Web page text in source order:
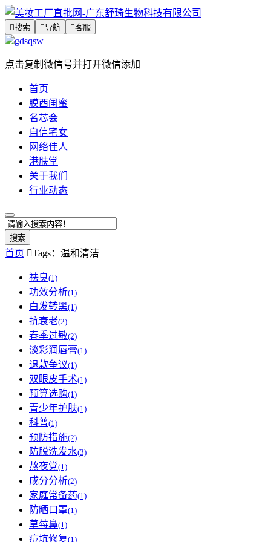
搜索 导航 客服
gdsqsw
点击复制微信号并打开微信添加
首页
膜西闺蜜
名芯会
自信宅女
网络佳人
港肤堂
关于我们
行业动态
搜索
首页 Tags：温和清洁
祛臭(1)
功效分析(1)
白发转黑(1)
抗衰老(2)
春季过敏(2)
淡彩润唇膏(1)
退款争议(1)
双眼皮手术(1)
预算选购(1)
青少年护肤(1)
科普(1)
预防措施(2)
防脱洗发水(3)
熬夜党(1)
成分分析(2)
家庭常备药(1)
防晒口罩(1)
草莓鼻(1)
痘坑修复(1)